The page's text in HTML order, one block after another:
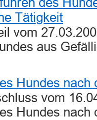
Tätigkeit
vom
aus
Hundes nach
vom
Hundes